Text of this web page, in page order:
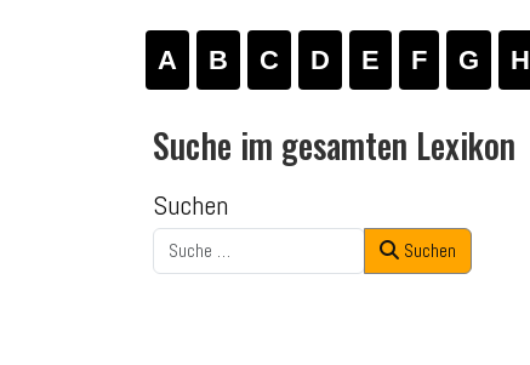
A B C D E F G H
Suche im gesamten Lexikon
Suchen
Suchen